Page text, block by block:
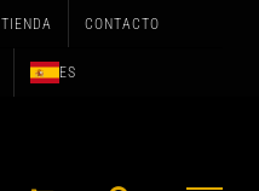
TIENDA CONTACTO
ES